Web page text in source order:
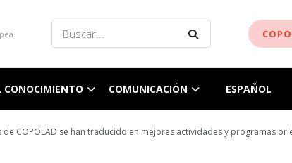
CONOCIMIENTO COMUNICACIÓN ESPAÑOL
COPOLAD se han traducido en mejores actividades y programas